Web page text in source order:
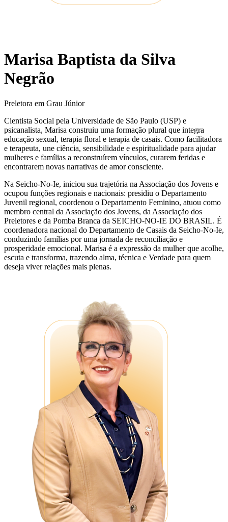
Marisa Baptista da Silva
Negrão
Preletora em Grau Júnior
Cientista Social pela Universidade de São Paulo (USP) e
psicanalista, Marisa construiu uma formação plural que integra
educação sexual, terapia floral e terapia de casais. Como facilitadora
e terapeuta, une ciência, sensibilidade e espiritualidade para ajudar
mulheres e famílias a reconstruírem vínculos, curarem feridas e
encontrarem novas narrativas de amor consciente.
Na Seicho-No-Ie, iniciou sua trajetória na Associação dos Jovens e
ocupou funções regionais e nacionais: presidiu o Departamento
Juvenil regional, coordenou o Departamento Feminino, atuou como
membro central da Associação dos Jovens, da Associação dos
Preletores e da Pomba Branca da SEICHO-NO-IE DO BRASIL. É
coordenadora nacional do Departamento de Casais da Seicho-No-Ie,
conduzindo famílias por uma jornada de reconciliação e
prosperidade emocional. Marisa é a expressão da mulher que acolhe,
escuta e transforma, trazendo alma, técnica e Verdade para quem
deseja viver relações mais plenas.